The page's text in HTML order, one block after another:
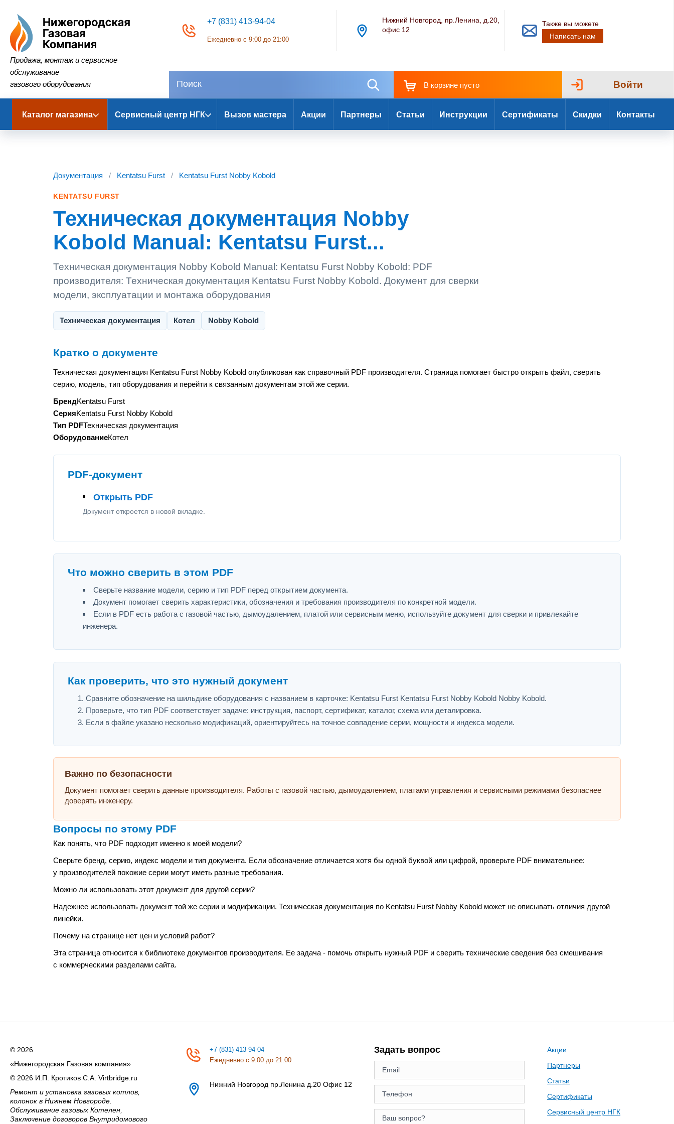
Нижегородская Газовая Компания
Продажа, монтаж и сервисное
обслуживание
газового оборудования
+7 (831) 413-94-04
Ежедневно с 9:00 до 21:00
Нижний Новгород, пр.Ленина, д.20,
офис 12
Также вы можете
Написать нам
В корзине пусто Войти
Каталог магазина Сервисный центр НГК Вызов мастера Акции Партнеры Статьи Инструкции Сертификаты Скидки Контакты
Документация / Kentatsu Furst / Kentatsu Furst Nobby Kobold
KENTATSU FURST
Техническая документация Nobby
Kobold Manual: Kentatsu Furst...
Техническая документация Nobby Kobold Manual: Kentatsu Furst Nobby Kobold: PDF
производителя: Техническая документация Kentatsu Furst Nobby Kobold. Документ для сверки
модели, эксплуатации и монтажа оборудования
Техническая документация Котел Nobby Kobold
Кратко о документе
Техническая документация Kentatsu Furst Nobby Kobold опубликован как справочный PDF производителя. Страница помогает быстро открыть файл, сверить
серию, модель, тип оборудования и перейти к связанным документам этой же серии.
БрендKentatsu Furst
СерияKentatsu Furst Nobby Kobold
Тип PDFТехническая документация
ОборудованиеКотел
PDF-документ
Открыть PDF
Документ откроется в новой вкладке.
Что можно сверить в этом PDF
Сверьте название модели, серию и тип PDF перед открытием документа.
Документ помогает сверить характеристики, обозначения и требования производителя по конкретной модели.
Если в PDF есть работа с газовой частью, дымоудалением, платой или сервисным меню, используйте документ для сверки и привлекайте
инженера.
Как проверить, что это нужный документ
Сравните обозначение на шильдике оборудования с названием в карточке: Kentatsu Furst Kentatsu Furst Nobby Kobold Nobby Kobold.
Проверьте, что тип PDF соответствует задаче: инструкция, паспорт, сертификат, каталог, схема или деталировка.
Если в файле указано несколько модификаций, ориентируйтесь на точное совпадение серии, мощности и индекса модели.
Важно по безопасности
Документ помогает сверить данные производителя. Работы с газовой частью, дымоудалением, платами управления и сервисными режимами безопаснее
доверять инженеру.
Вопросы по этому PDF
Как понять, что PDF подходит именно к моей модели?
Сверьте бренд, серию, индекс модели и тип документа. Если обозначение отличается хотя бы одной буквой или цифрой, проверьте PDF внимательнее:
у производителей похожие серии могут иметь разные требования.
Можно ли использовать этот документ для другой серии?
Надежнее использовать документ той же серии и модификации. Техническая документация по Kentatsu Furst Nobby Kobold может не описывать отличия другой
линейки.
Почему на странице нет цен и условий работ?
Эта страница относится к библиотеке документов производителя. Ее задача - помочь открыть нужный PDF и сверить технические сведения без смешивания
с коммерческими разделами сайта.
© 2026
«Нижегородская Газовая компания»
© 2026 И.П. Кротиков С.А. Virtbridge.ru
Ремонт и установка газовых котлов,
колонок в Нижнем Новгороде.
Обслуживание газовых Котелен,
Заключение договоров Внутридомового
+7 (831) 413-94-04
Ежедневно с 9:00 до 21:00
Нижний Новгород пр.Ленина д.20 Офис 12
Задать вопрос
Акции
Партнеры
Статьи
Сертификаты
Сервисный центр НГК